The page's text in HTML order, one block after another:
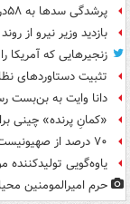
پرشدگی سدها به ۵۸درصد رسید
بازدید وزیر نیرو از
زنجیرهایی که
تثبیت دستاوردهای
دانا وایت به بن‌بست
«کمانِ پرنده» چینی
۷۰ درصد از صهیونیست‌ها نگران سلامت انتخابات هستند
یاوه‌گویی تولیدکننده
حرم امیرالمومنین